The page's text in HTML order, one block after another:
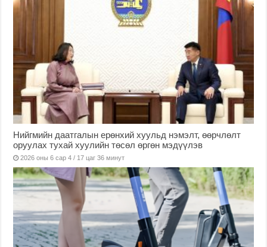
Нийгмийн даатгалын ерөнхий хуульд нэмэлт, өөрчлөлт
оруулах тухай хуулийн төсөл өргөн мэдүүлэв
2026 оны 6 сар 4 / 17 цаг 36 минут